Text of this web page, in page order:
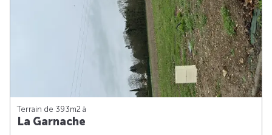
Terrain de 393m2 à
La Garnache